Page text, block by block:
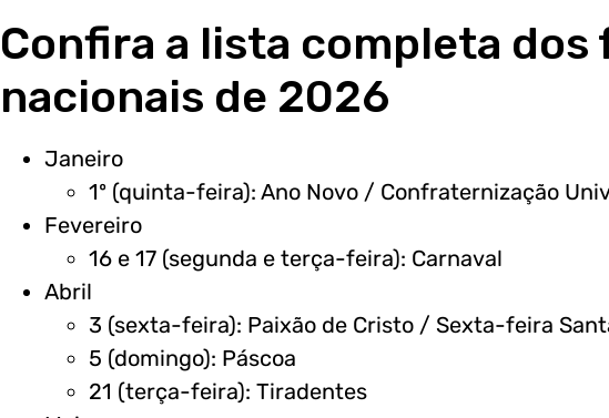
Confira a lista completa dos
nacionais de 2026
Janeiro
1º (quinta-feira): Ano Novo / Confraternização
Fevereiro
16 e 17 (segunda e terça-feira): Carnaval
Abril
3 (sexta-feira): Paixão de Cristo / Sexta-feira
5 (domingo): Páscoa
21 (terça-feira): Tiradentes